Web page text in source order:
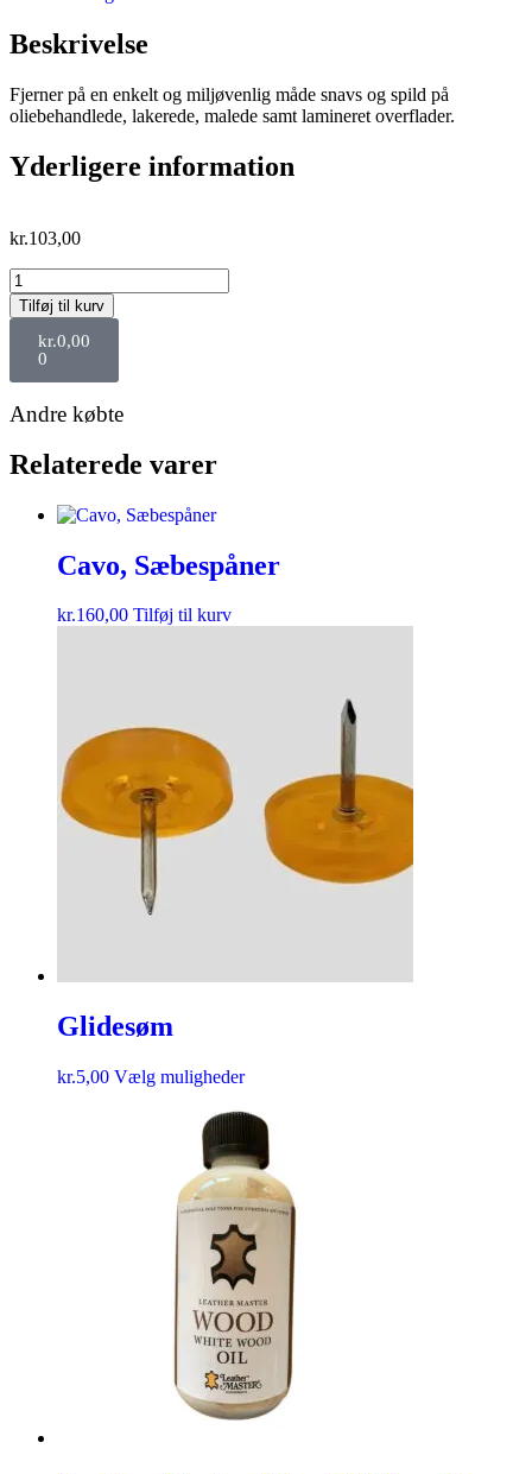
Beskrivelse
Fjerner på en enkelt og miljøvenlig måde snavs og spild på
oliebehandlede, lakerede, malede samt lamineret overflader.
Yderligere information
kr.103,00
Tilføj til kurv
kr.0,00
0
Andre købte
Relaterede varer
Cavo, Sæbespåner
kr.160,00 Tilføj til kurv
Glidesøm
kr.5,00 Vælg muligheder